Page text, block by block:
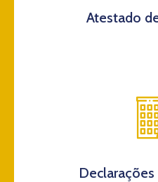
Atestado